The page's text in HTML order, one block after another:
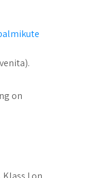
on